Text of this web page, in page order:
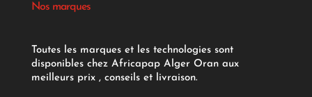
Nos marques
Toutes les marques et les technologies sont
disponibles chez Africapap Alger Oran aux
meilleurs prix , conseils et livraison.